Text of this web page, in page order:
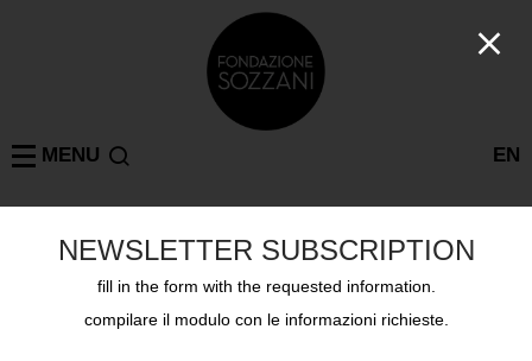
EN
MENU
LISETTE MODEL
NEWSLETTER SUBSCRIPTION
fill in the form with the requested information.
compilare il modulo con le informazioni richieste.